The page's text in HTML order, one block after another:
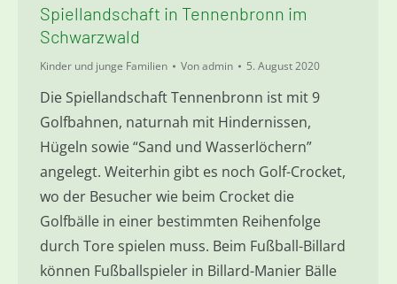
Spiellandschaft in Tennenbronn im
Schwarzwald
Kinder und junge Familien Vonadmin 5. August 2020
Die Spiellandschaft Tennenbronn ist mit 9
Golfbahnen, naturnah mit Hindernissen,
Hügeln sowie “Sand und Wasserlöchern”
angelegt. Weiterhin gibt es noch Golf-Crocket,
wo der Besucher wie beim Crocket die
Golfbälle in einer bestimmten Reihenfolge
durch Tore spielen muss. Beim Fußball-Billard
können Fußballspieler in Billard-Manier Bälle